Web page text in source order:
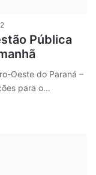
Pública
Oeste do Paraná –
para o…